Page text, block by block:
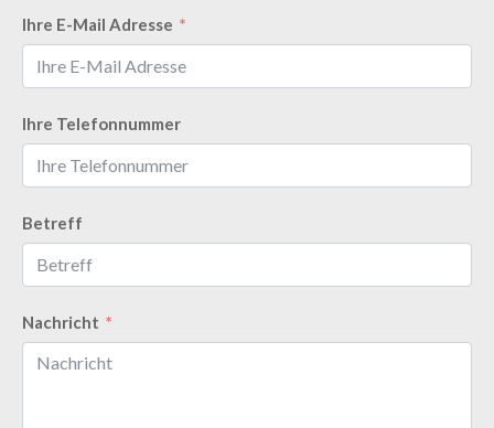
Ihre E-Mail Adresse
Ihre Telefonnummer
Betreff
Nachricht